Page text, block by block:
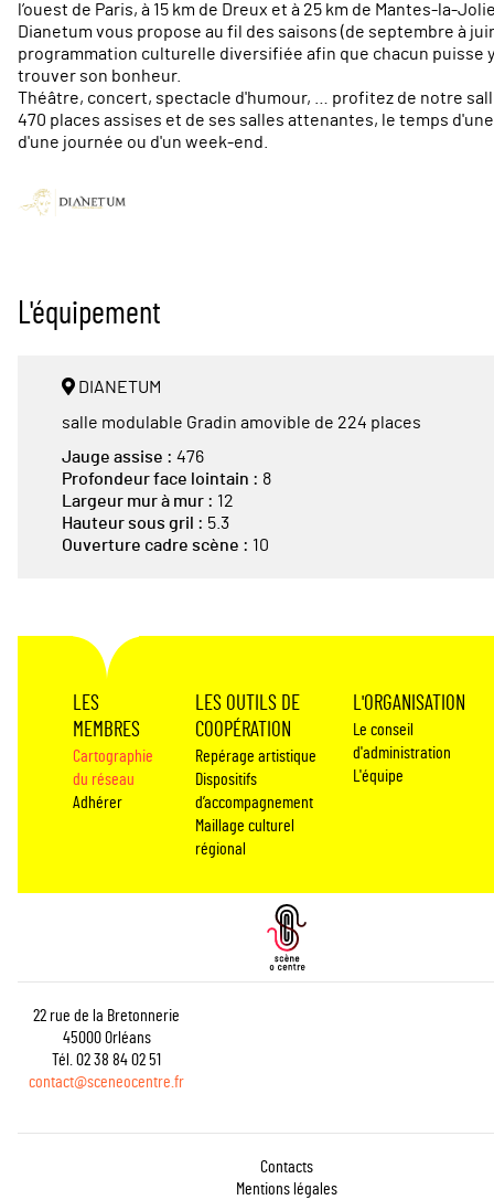
l’ouest de Paris, à 15 km de Dreux et à 25 km de Mantes-la-
Dianetum vous propose au fil des saisons (de septembre à
programmation culturelle diversifiée afin que chacun puisse y
trouver son bonheur.
Théâtre, concert, spectacle d'humour, … profitez de notre
470 places assises et de ses salles attenantes, le temps
d'une journée ou d'un week-end.
L'équipement
DIANETUM
salle modulable Gradin amovible de 224 places
Jauge assise : 476
Profondeur face lointain : 8
Largeur mur à mur : 12
Hauteur sous gril : 5.3
Ouverture cadre scène : 10
LES
MEMBRES
Cartographie
du réseau
Adhérer
LES OUTILS DE
COOPÉRATION
Repérage artistique
Dispositifs
d’accompagnement
Maillage culturel
régional
L'ORGANISATION
Le conseil
d'administration
L'équipe
22 rue de la Bretonnerie
45000 Orléans
Tél. 02 38 84 02 51
contact@sceneocentre.fr
Contacts
Mentions légales